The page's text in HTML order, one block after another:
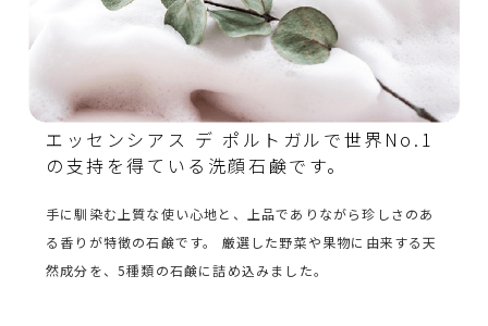
エッセンシアス デ ポルトガルで世界No.1
の支持を得ている洗顔石鹸です。
手に馴染む上質な使い心地と、上品でありながら珍しさのあ
る香りが特徴の石鹸です。 厳選した野菜や果物に由来する天
然成分を、5種類の石鹸に詰め込みました。